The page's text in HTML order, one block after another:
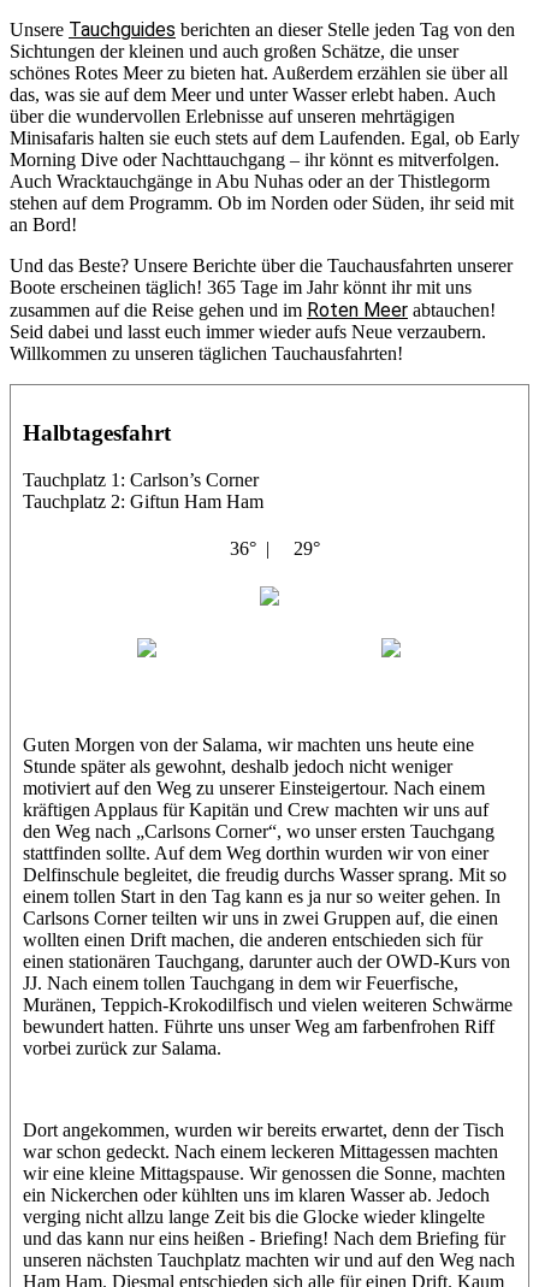
Unsere Tauchguides berichten an dieser Stelle jeden Tag von den
Sichtungen der kleinen und auch großen Schätze, die unser
schönes Rotes Meer zu bieten hat. Außerdem erzählen sie über all
das, was sie auf dem Meer und unter Wasser erlebt haben. Auch
über die wundervollen Erlebnisse auf unseren mehrtägigen
Minisafaris halten sie euch stets auf dem Laufenden. Egal, ob Early
Morning Dive oder Nachttauchgang – ihr könnt es mitverfolgen.
Auch Wracktauchgänge in Abu Nuhas oder an der Thistlegorm
stehen auf dem Programm. Ob im Norden oder Süden, ihr seid mit
an Bord!
Und das Beste? Unsere Berichte über die Tauchausfahrten unserer
Boote erscheinen täglich! 365 Tage im Jahr könnt ihr mit uns
zusammen auf die Reise gehen und im Roten Meer abtauchen!
Seid dabei und lasst euch immer wieder aufs Neue verzaubern.
Willkommen zu unseren täglichen Tauchausfahrten!
Halbtagesfahrt
Tauchplatz 1: Carlson’s Corner
Tauchplatz 2: Giftun Ham Ham
36° | 29°
Guten Morgen von der Salama, wir machten uns heute eine
Stunde später als gewohnt, deshalb jedoch nicht weniger
motiviert auf den Weg zu unserer Einsteigertour. Nach einem
kräftigen Applaus für Kapitän und Crew machten wir uns auf
den Weg nach „Carlsons Corner“, wo unser ersten Tauchgang
stattfinden sollte. Auf dem Weg dorthin wurden wir von einer
Delfinschule begleitet, die freudig durchs Wasser sprang. Mit so
einem tollen Start in den Tag kann es ja nur so weiter gehen. In
Carlsons Corner teilten wir uns in zwei Gruppen auf, die einen
wollten einen Drift machen, die anderen entschieden sich für
einen stationären Tauchgang, darunter auch der OWD-Kurs von
JJ. Nach einem tollen Tauchgang in dem wir Feuerfische,
Muränen, Teppich-Krokodilfisch und vielen weiteren Schwärme
bewundert hatten. Führte uns unser Weg am farbenfrohen Riff
vorbei zurück zur Salama.
Dort angekommen, wurden wir bereits erwartet, denn der Tisch
war schon gedeckt. Nach einem leckeren Mittagessen machten
wir eine kleine Mittagspause. Wir genossen die Sonne, machten
ein Nickerchen oder kühlten uns im klaren Wasser ab. Jedoch
verging nicht allzu lange Zeit bis die Glocke wieder klingelte
und das kann nur eins heißen - Briefing! Nach dem Briefing für
unseren nächsten Tauchplatz machten wir und auf den Weg nach
Ham Ham. Diesmal entschieden sich alle für einen Drift. Kaum